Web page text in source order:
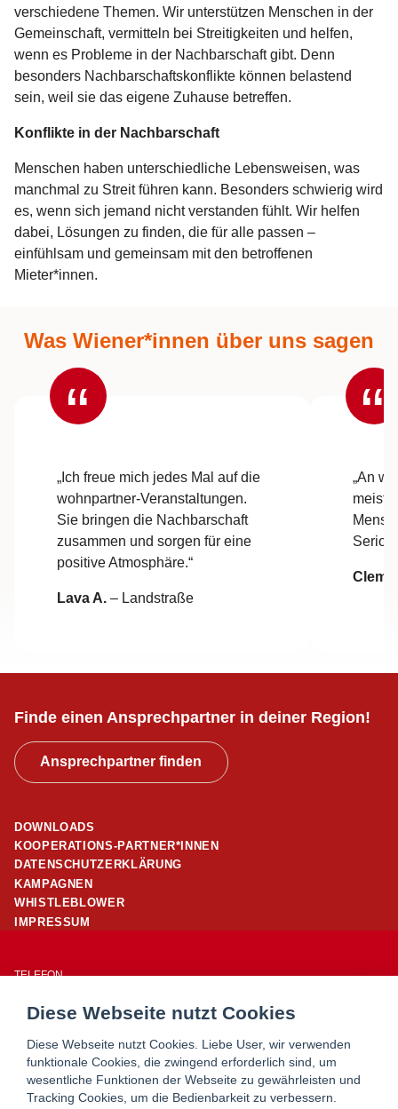
verschiedene Themen. Wir unterstützen Menschen in der
Gemeinschaft, vermitteln bei Streitigkeiten und helfen,
wenn es Probleme in der Nachbarschaft gibt. Denn
besonders Nachbarschaftskonflikte können belastend
sein, weil sie das eigene Zuhause betreffen.
Konflikte in der Nachbarschaft
Menschen haben unterschiedliche Lebensweisen, was
manchmal zu Streit führen kann. Besonders schwierig wird
es, wenn sich jemand nicht verstanden fühlt. Wir helfen
dabei, Lösungen zu finden, die für alle passen –
einfühlsam und gemeinsam mit den betroffenen
Mieter*innen.
Was Wiener*innen über uns sagen
„Ich freue mich jedes Mal auf die
wohnpartner-Veranstaltungen.
Sie bringen die Nachbarschaft
zusammen und sorgen für eine
positive Atmosphäre.“
Lava A. – Landstraße
„An
Finde einen Ansprechpartner in deiner Region!
Ansprechpartner finden
DOWNLOADS
KOOPERATIONS-PARTNER*INNEN
DATENSCHUTZERKLÄRUNG
KAMPAGNEN
WHISTLEBLOWER
IMPRESSUM
TELEFON
E-MAIL
WOHNSERVICE WIEN
WOHNBERATUNG WIEN
Diese Webseite nutzt Cookies
Diese Webseite nutzt Cookies. Liebe User, wir verwenden
funktionale Cookies, die zwingend erforderlich sind, um
wesentliche Funktionen der Webseite zu gewährleisten und
Tracking Cookies, um die Bedienbarkeit zu verbessern.